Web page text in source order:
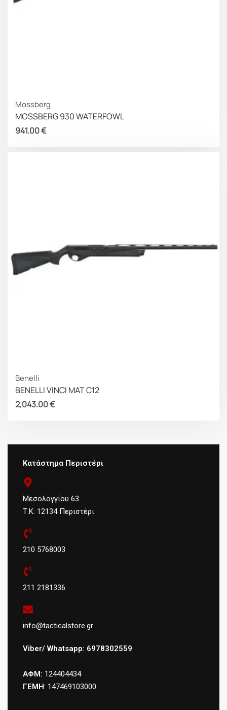
Mossberg
MOSSBERG 930 WATERFOWL
941.00€
Benelli
BENELLI VINCI MAT C12
2,043.00€
Κατάστημα Περιστέρι
Μεσολογγίου 63
Τ.Κ: 12134 Περιστέρι
210 5768003
211 2181336
info@tacticalstore.gr
Viber/ Whatsapp: 6978302559
ΑΦΜ: 124404434
ΓΕΜΗ: 147469103000